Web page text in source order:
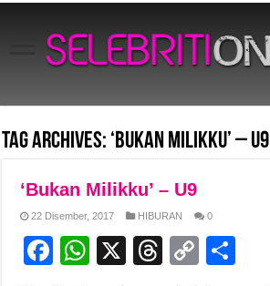
Tag Archives: ‘Bukan Milikku’ – U9
‘Bukan Milikku’ – U9
22 Disember, 2017 HIBURAN 0
F
W
X
T
C